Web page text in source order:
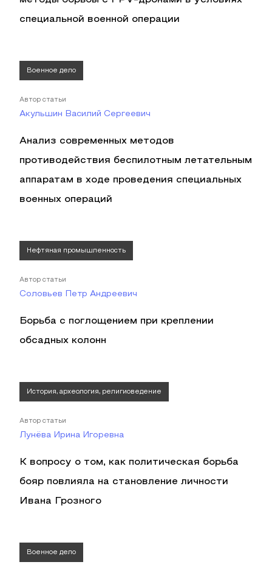
специальной военной операции
Военное дело
Автор статьи
Акульшин Василий Сергеевич
Анализ современных методов
противодействия беспилотным летательным
аппаратам в ходе проведения специальных
военных операций
Нефтяная промышленность
Автор статьи
Соловьев Петр Андреевич
Борьба с поглощением при креплении
обсадных колонн
История, археология, религиоведение
Автор статьи
Лунёва Ирина Игоревна
К вопросу о том, как политическая борьба
бояр повлияла на становление личности
Ивана Грозного
Военное дело